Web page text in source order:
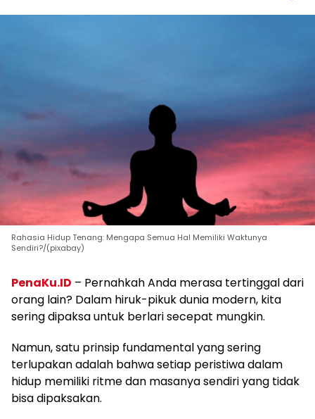
Rahasia Hidup Tenang: Mengapa Semua Hal Memiliki Waktunya
Sendiri?/(pixabay)
PenaKu.ID – Pernahkah Anda merasa tertinggal dari
orang lain? Dalam hiruk-pikuk dunia modern, kita
sering dipaksa untuk berlari secepat mungkin.
Namun, satu prinsip fundamental yang sering
terlupakan adalah bahwa setiap peristiwa dalam
hidup memiliki ritme dan masanya sendiri yang tidak
bisa dipaksakan.